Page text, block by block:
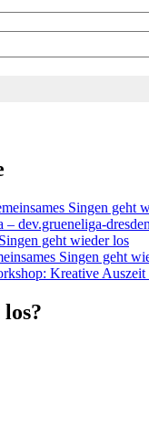
Singen geht
dev.grueneliga-
geht wieder los
Singen geht
Kreative